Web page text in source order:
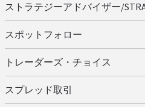
ストラテジーアドバイザー/
スポットフォロー
トレーダーズ・チョイス
スプレッド取引